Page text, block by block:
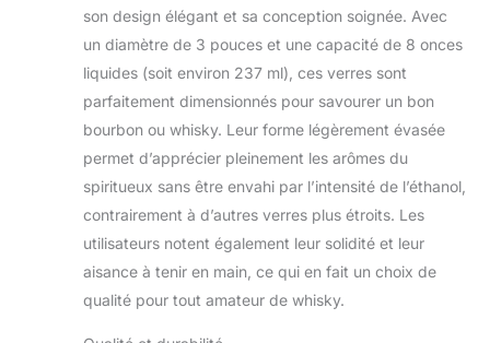
; forme spécialisée
unique conçue en
partenariat avec
l'organisation, ce qui
promeut la riche
tradition et la fière
histoire du seul esprit
Comprend 4 verres à
bourbon de 237 ml
Durable, empilable et
passe au lave-vaisselle
pour un nettoyage
rapide et facile. Pour
son design élégant et sa conception soignée. Avec
un diamètre de 3 pouces et une capacité de 8 onces
liquides (soit environ 237 ml), ces verres sont
parfaitement dimensionnés pour savourer un bon
bourbon ou whisky. Leur forme légèrement évasée
permet d’apprécier pleinement les arômes du
spiritueux sans être envahi par l’intensité de l’éthanol,
contrairement à d’autres verres plus étroits. Les
utilisateurs notent également leur solidité et leur
aisance à tenir en main, ce qui en fait un choix de
qualité pour tout amateur de whisky.